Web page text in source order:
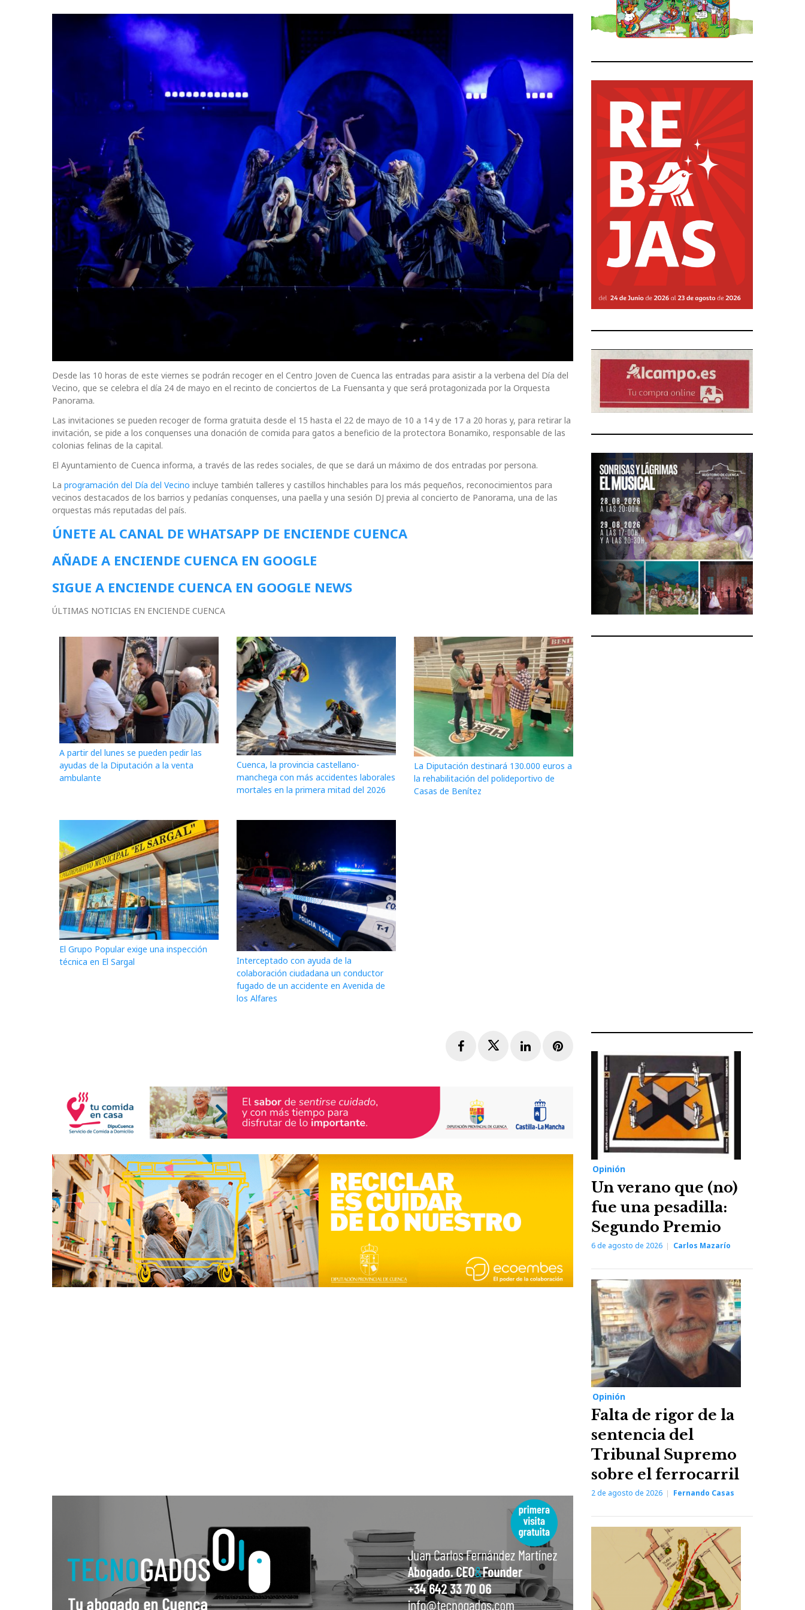
Desde las 10 horas de este viernes se podrán recoger en el Centro Joven de Cuenca las entradas para asistir a la verbena del Día del
Vecino, que se celebra el día 24 de mayo en el recinto de conciertos de La Fuensanta y que será protagonizada por la Orquesta
Panorama.
Las invitaciones se pueden recoger de forma gratuita desde el 15 hasta el 22 de mayo de 10 a 14 y de 17 a 20 horas y, para retirar la
invitación, se pide a los conquenses una donación de comida para gatos a beneficio de la protectora Bonamiko, responsable de las
colonias felinas de la capital.
El Ayuntamiento de Cuenca informa, a través de las redes sociales, de que se dará un máximo de dos entradas por persona.
La programación del Día del Vecino incluye también talleres y castillos hinchables para los más pequeños, reconocimientos para
vecinos destacados de los barrios y pedanías conquenses, una paella y una sesión DJ previa al concierto de Panorama, una de las
orquestas más reputadas del país.
ÚNETE AL CANAL DE WHATSAPP DE ENCIENDE CUENCA
AÑADE A ENCIENDE CUENCA EN GOOGLE
SIGUE A ENCIENDE CUENCA EN GOOGLE NEWS
ÚLTIMAS NOTICIAS EN ENCIENDE CUENCA
A partir del lunes se pueden pedir las
ayudas de la Diputación a la venta
ambulante
Cuenca, la provincia castellano-
manchega con más accidentes laborales
mortales en la primera mitad del 2026
La Diputación destinará 130.000 euros a
la rehabilitación del polideportivo de
Casas de Benítez
El Grupo Popular exige una inspección
técnica en El Sargal
Interceptado con ayuda de la
colaboración ciudadana un conductor
fugado de un accidente en Avenida de
los Alfares
FacebookTwitterLinkedInPinterest
Opinión
Un verano que (no)
fue una pesadilla:
Segundo Premio
6 de agosto de 2026 Carlos Mazarío
Opinión
Falta de rigor de la
sentencia del
Tribunal Supremo
sobre el ferrocarril
2 de agosto de 2026 Fernando Casas